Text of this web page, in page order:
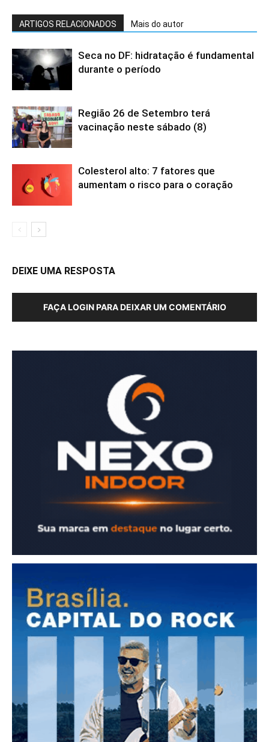
ARTIGOS RELACIONADOS Mais do autor
Seca no DF: hidratação é fundamental
durante o período
Região 26 de Setembro terá
vacinação neste sábado (8)
Colesterol alto: 7 fatores que
aumentam o risco para o coração
DEIXE UMA RESPOSTA
FAÇA LOGIN PARA DEIXAR UM COMENTÁRIO